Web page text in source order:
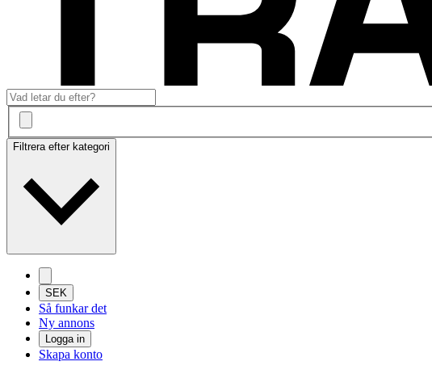
Filtrera efter kategori
SEK
Så funkar det
Ny annons
Logga in
Skapa konto